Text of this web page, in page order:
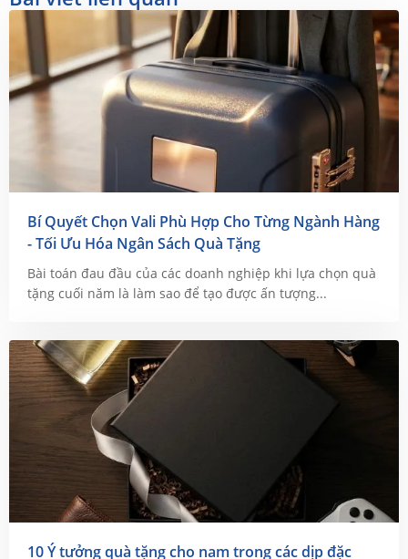
Bí Quyết Chọn Vali Phù Hợp Cho Từng Ngành Hàng
- Tối Ưu Hóa Ngân Sách Quà Tặng
Bài toán đau đầu của các doanh nghiệp khi lựa chọn quà
tặng cuối năm là làm sao để tạo được ấn tượng...
10 Ý tưởng quà tặng cho nam trong các dịp đặc